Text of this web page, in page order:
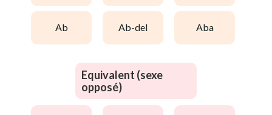
ab ab-del aba
Equivalent (sexe
opposé)